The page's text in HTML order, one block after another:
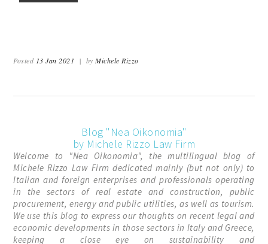
Posted 13 Jan 2021 | byMichele Rizzo
Blog "Nea Oikonomia"
by Michele Rizzo Law Firm
Welcome to "Nea Oikonomia", the multilingual blog of
Michele Rizzo Law Firm dedicated mainly (but not only) to
Italian and foreign enterprises and professionals operating
in the sectors of real estate and construction, public
procurement, energy and public utilities, as well as tourism.
We use this blog to express our thoughts on recent legal and
economic developments in those sectors in Italy and Greece,
keeping a close eye on sustainability and